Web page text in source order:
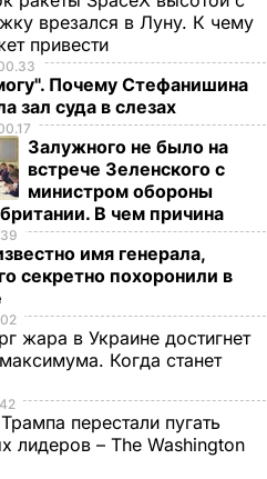
врезался в Луну. К чему
привести
Почему Стефанишина
зал суда в слезах
Залужного не было на
встрече Зеленского с
министром обороны
В чем причина
имя генерала,
секретно похоронили в
жара в Украине достигнет
Когда станет
перестали пугать
лидеров – The Washington